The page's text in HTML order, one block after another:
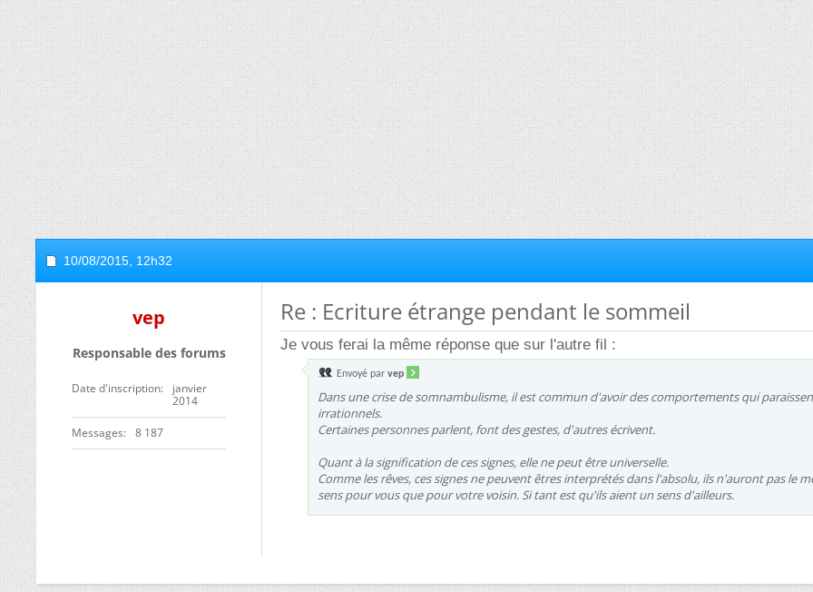
10/08/2015, 12h32
vep
Responsable des forums
Date d'inscription
janvier
2014
Messages 8 187
Re : Ecriture étrange pendant le sommeil
Je vous ferai la même réponse que sur l'autre fil :
Envoyé par vep
Dans une crise de somnambulisme, il est commun d'avoir des comportements qui
irrationnels.
Certaines personnes parlent, font des gestes, d'autres écrivent.
Quant à la signification de ces signes, elle ne peut être universelle.
Comme les rêves, ces signes ne peuvent êtres interprétés dans l'absolu, ils n'auront pas le
sens pour vous que pour votre voisin. Si tant est qu'ils aient un sens d'ailleurs.